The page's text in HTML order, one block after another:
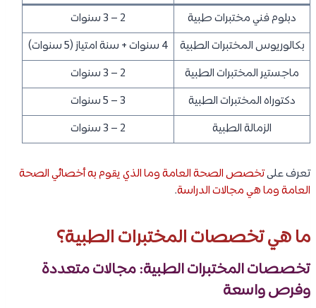
دبلوم فني مختبرات طبية
2 – 3 سنوات
بكالوريوس المختبرات الطبية
4 سنوات + سنة امتياز (5 سنوات)
ماجستير المختبرات الطبية
2 – 3 سنوات
دكتوراه المختبرات الطبية
3 – 5 سنوات
الزمالة الطبية
2 – 3 سنوات
تعرف علىتخصص الصحة العامة وما الذي يقوم به أخصائي الصحة
العامة وما هي مجالات الدراسة.
ما هي تخصصات المختبرات الطبية؟
تخصصات المختبرات الطبية: مجالات متعددة
وفرص واسعة